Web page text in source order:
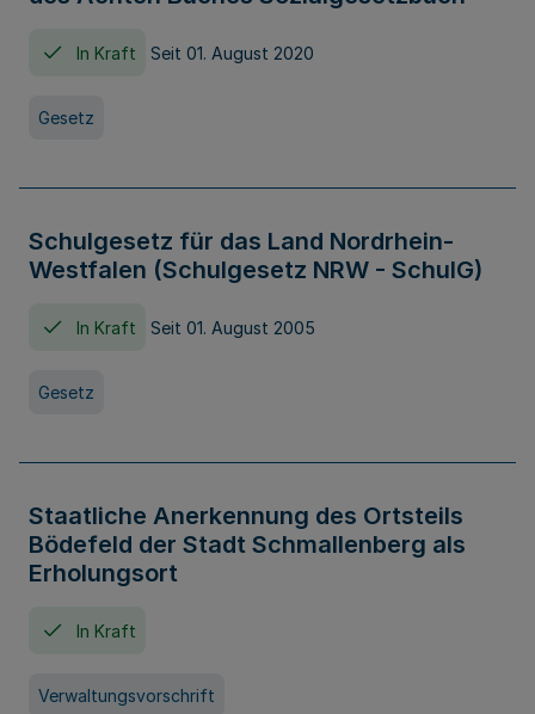
In Kraft Seit 01. August 2020
Gesetz
Schulgesetz für das Land Nordrhein-
Westfalen (Schulgesetz NRW - SchulG)
In Kraft Seit 01. August 2005
Gesetz
Staatliche Anerkennung des Ortsteils
Bödefeld der Stadt Schmallenberg als
Erholungsort
In Kraft
Verwaltungsvorschrift